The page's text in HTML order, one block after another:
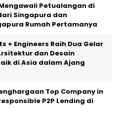
Petualangan di
Singapura dan
Rumah Pertamanya
+ Engineers Raih Dua Gelar
dan Desain
di Asia dalam Ajang
Top Company in
P2P Lending di